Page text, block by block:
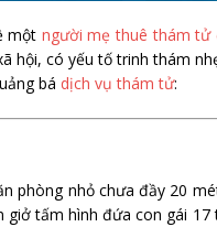
một người mẹ thuê thám tử
hội, có yếu tố trinh thám
bá dịch vụ thám tử:
phòng nhỏ chưa đầy 20
giở tấm hình đứa con gái 17